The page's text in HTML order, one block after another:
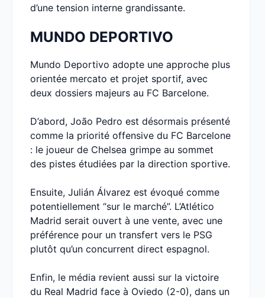
d’une tension interne grandissante.
MUNDO DEPORTIVO
Mundo Deportivo adopte une approche plus
orientée mercato et projet sportif, avec
deux dossiers majeurs au FC Barcelone.
D’abord, João Pedro est désormais présenté
comme la priorité offensive du FC Barcelone
: le joueur de Chelsea grimpe au sommet
des pistes étudiées par la direction sportive.
Ensuite, Julián Álvarez est évoqué comme
potentiellement “sur le marché”. L’Atlético
Madrid serait ouvert à une vente, avec une
préférence pour un transfert vers le PSG
plutôt qu’un concurrent direct espagnol.
Enfin, le média revient aussi sur la victoire
du Real Madrid face à Oviedo (2-0), dans un